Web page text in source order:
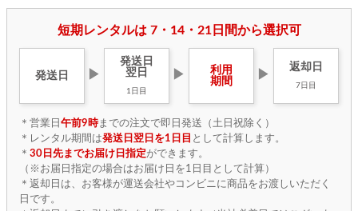
短期レンタルは 7・14・21日間から選択可
発送日 ▶
発送日
翌日
1日目
▶
利用
期間
▶
返却日
7日目
＊営業日 午前9時までの注文で即日発送（土日祝除く）
＊レンタル期間は発送日翌日を1日目 として計算します。
＊ 30日先までお届け日指定ができます。
（※お届日指定の場合はお届け日を1日目として計算）
＊返却日は、お客様が運送会社やコンビニに商品をお渡しいただく
日です。